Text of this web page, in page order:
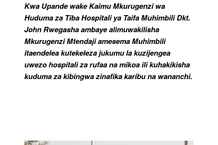
Kwa Upande wake Kaimu Mkurugenzi wa
Huduma za Tiba Hospitali ya Taifa Muhimbili Dkt.
John Rwegasha ambaye alimuwakilisha
Mkurugenzi Mtendaji amesema Muhimbili
itaendelea kutekeleza jukumu la kuzijengea
uwezo hospitali za rufaa na mikoa ili kuhakikisha
kuduma za kibingwa zinafika karibu na wananchi.